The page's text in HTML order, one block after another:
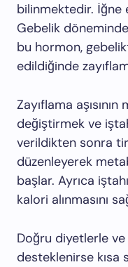
bilinmektedir. İğne
Gebelik
bu hormon,
edildiğinde
Zayıflama
değiştirmek ve
verildikten sonra
düzenleyerek
başlar. Ayrıca
kalori alınmasını
Doğru diyetlerle
desteklenirse kısa